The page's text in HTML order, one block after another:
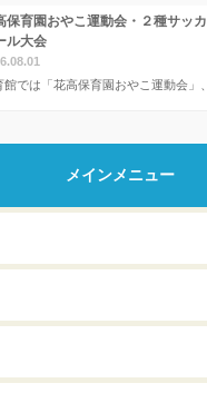
保育園おやこ運動会・２種サッ
ル大会
館では「花高保育園おやこ運動会」
メインメニュー